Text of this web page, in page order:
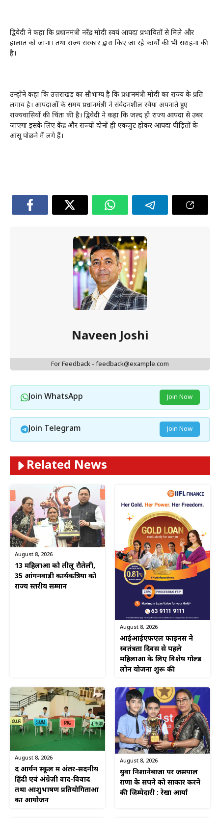
द्विवेदी ने कहा कि प्रधानमंत्री नरेंद्र मोदी स्वयं आपदा प्रभावितों से मिले और
हालात को जाना। तथा राज्य सरकार द्वारा किए जा रहे कार्यों की भी सराहना की
है।
उन्होंने कहा कि उत्तराखंड का सौभाग्य है कि प्रधानमंत्री मोदी का राज्य के प्रति
लगाव है। आपदाओं के समय प्रधानमंत्री ने संवेदनशील रवैया अपनाते हुए
राज्यवासियों की चिंता की है। द्विवेदी ने कहा कि जल्द ही राज्य आपदा से उबर
जाएगा इसके लिए केंद्र और राज्यों दोनों ही एकजुट होकर आपदा पीड़ितों के
आंसू पोछने में लगे हैं।
Naveen Joshi
For Feedback - feedback@example.com
Join WhatsApp Join Now
Join Telegram Join Now
Related News
August 8, 2026
13 महिलाओं को तीलू रौतेली,
35 आंगनवाड़ी कार्यकत्रियों को
राज्य स्तरीय सम्मान
August 8, 2026
आईआईएफएल फाइनेंस ने
स्वतंत्रता दिवस से पहले
महिलाओं के लिए विशेष गोल्ड
लोन योजना शुरू की
August 8, 2026
द आर्यन स्कूल में अंतर-सदनीय
हिंदी एवं अंग्रेज़ी वाद-विवाद
तथा आशुभाषण प्रतियोगिताओं
का आयोजन
August 8, 2026
युवा निशानेबाजों पर जसपाल
राणा के सपने को साकार करने
की जिम्मेदारी : रेखा आर्या